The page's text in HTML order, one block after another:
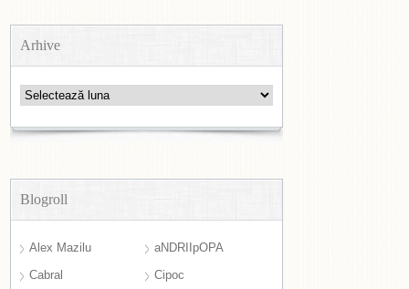
Arhive
Arhive
Blogroll
Alex Mazilu
aNDRIIpOPA
Cabral
Cipoc